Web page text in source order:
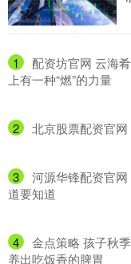
1
配资坊官网 云海
上有一种“燃”的力量
2 北京股票配资官
3
河源华锋配资官
道要知道
4
金点策略 孩子秋
养出吃饭香的脾胃